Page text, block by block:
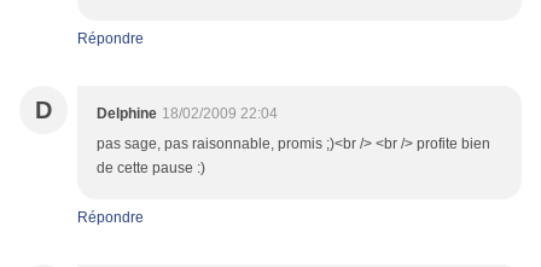
Répondre
D Delphine 18/02/2009 22:04
pas sage, pas raisonnable, promis ;)<br /> <br /> profite bien
de cette pause :)
Répondre